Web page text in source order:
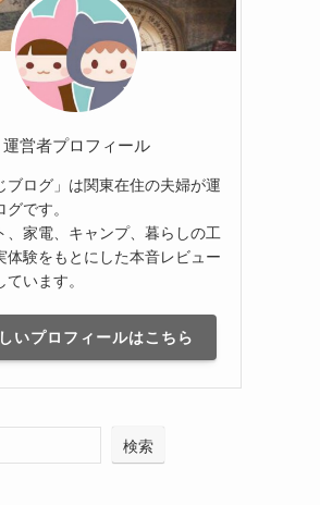
運営者プロフィール
ブログ」は関東在住の夫婦が運
です。
、家電、キャンプ、暮らしの工
体験をもとにした本音レビュー
います。
いプロフィールはこちら
検索